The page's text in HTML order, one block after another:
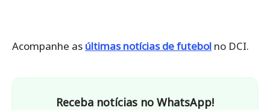
Acompanhe as últimas notícias de futebol no DCI.
Receba notícias no WhatsApp!